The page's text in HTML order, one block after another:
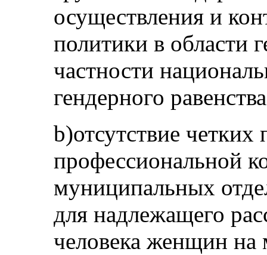
осуществления и
политики в области
частности
гендерного
b)отсутствие
профессиональной
муниципальных
для надлежащего
человека женщин на